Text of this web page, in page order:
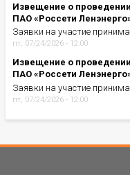
Извещение о
ПАО «Россети
Заявки на участие
пт, 07/24/2026 - 12:00
Извещение о
ПАО «Россети
Заявки на участие
пт, 07/24/2026 - 12:00